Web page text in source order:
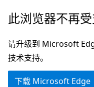
跳
主
要
内
此浏览器不再受
请升级到 Microsoft
技术支持。
下载 Microsoft Edge